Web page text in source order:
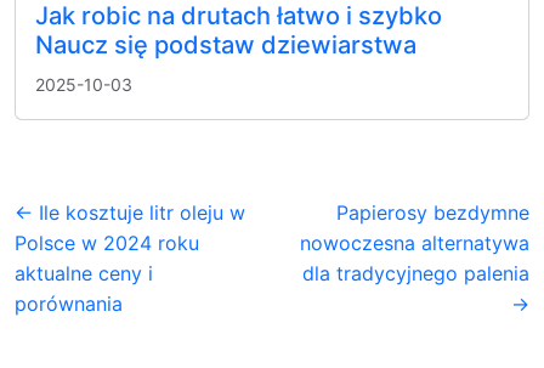
Jak robic na drutach łatwo i szybko
Naucz się podstaw dziewiarstwa
2025-10-03
← Ile kosztuje litr oleju w
Polsce w 2024 roku
aktualne ceny i
porównania
Papierosy bezdymne
nowoczesna alternatywa
dla tradycyjnego palenia
→